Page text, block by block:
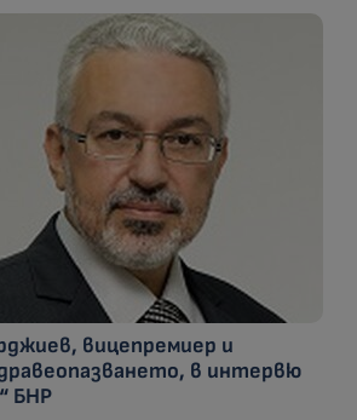
вицепремиер и
в интервю
БНР